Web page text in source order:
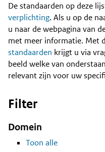
Content
De standaarden op deze
verplichting. Als u op de
u naar de webpagina van
met meer informatie. Met
standaarden krijgt u via
beeld welke van
relevant zijn voor uw
Filter
Domein
Toon alle